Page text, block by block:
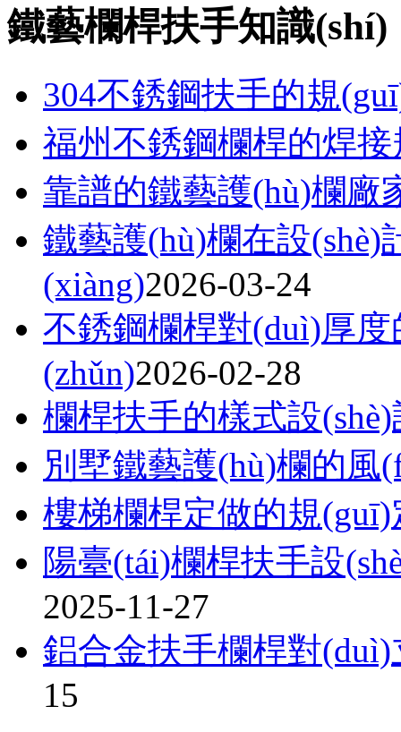
鐵藝欄桿扶手知識(shí)
304不銹鋼扶手的規
福州不銹鋼欄桿的焊
靠譜的鐵藝護(hù)欄廠
鐵藝護(hù)欄在設
(xiàng)2026-03-24
不銹鋼欄桿對(duì)厚
(zhǔn)2026-02-28
欄桿扶手的樣式設
別墅鐵藝護(hù)欄的風
樓梯欄桿定做的規(guī)
陽臺(tái)欄桿扶手設
2025-11-27
鋁合金扶手欄桿對
15